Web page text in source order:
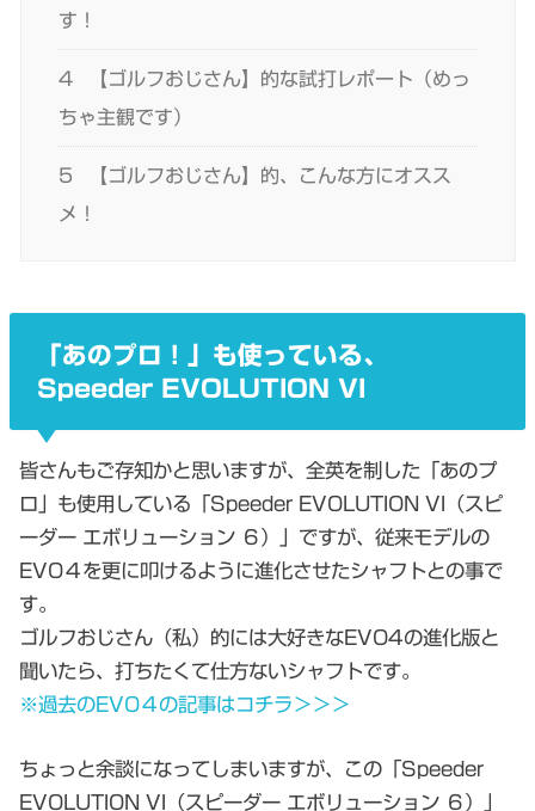
す！
4
【ゴルフおじさん】的な試打レポート（めっ
ちゃ主観です）
5
【ゴルフおじさん】的、こんな方にオスス
メ！
「あのプロ！」も使っている、
Speeder EVOLUTION VI
皆さんもご存知かと思いますが、全英を制した「あのプ
ロ」も使用している「Speeder EVOLUTION VI（スピ
ーダー エボリューション ６）」ですが、従来モデルの
EVO４を更に叩けるように進化させたシャフトとの事で
す。
ゴルフおじさん（私）的には大好きなEVO4の進化版と
聞いたら、打ちたくて仕方ないシャフトです。
※過去のEVO４の記事はコチラ＞＞＞
ちょっと余談になってしまいますが、この「Speeder
EVOLUTION VI（スピーダー エボリューション ６）」